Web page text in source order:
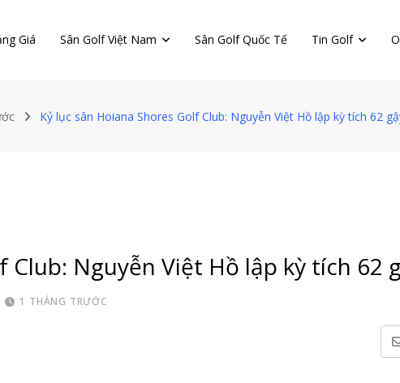
Giá Sân Golf Việt Nam Sân Golf Quốc Tế Tin Golf
Kỷ lục sân Hoiana Shores Golf Club: Nguyễn Việt Hồ lập kỳ tích 62
Club: Nguyễn Việt Hồ lập kỳ tích 62
1 THÁNG TRƯỚC